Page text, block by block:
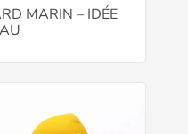
MARIN – IDÉE